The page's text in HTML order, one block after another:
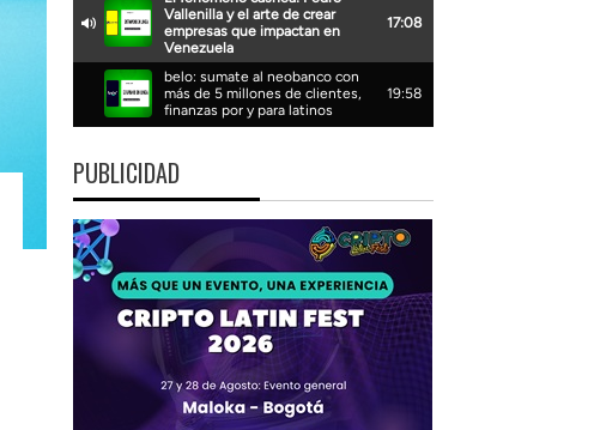
PUBLICIDAD